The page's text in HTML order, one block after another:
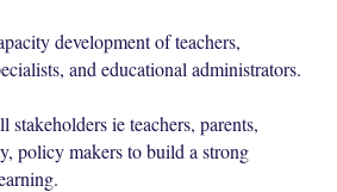
development of teachers,
and educational administrators.
ie teachers, parents,
policy makers to build a strong